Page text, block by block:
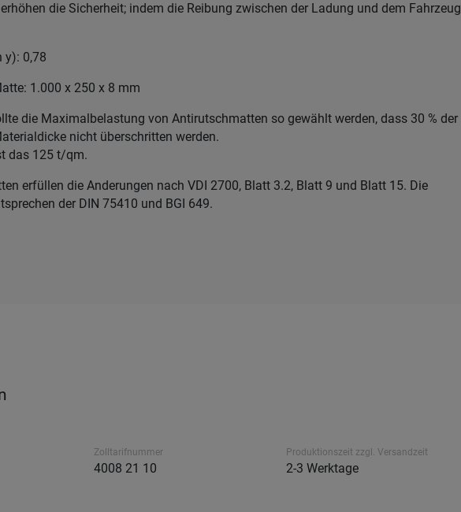
die Sicherheit; indem die Reibung zwischen der Ladung und dem Fahrzeug
y): 0,78
1.000 x 250 x 8 mm
die Maximalbelastung von Antirutschmatten so gewählt werden, dass 30 % der
nicht überschritten werden.
das 125 t/qm.
erfüllen die Anderungen nach VDI 2700, Blatt 3.2, Blatt 9 und Blatt 15. Die
der DIN 75410 und BGI 649.
Zolltarifnummer
4008 21 10
Produktionszeit zzgl. Versandzeit
2-3 Werktage